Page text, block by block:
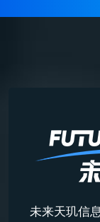
未来天玑信